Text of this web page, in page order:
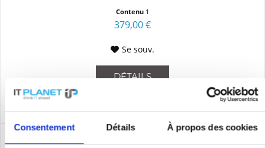
Consentement Détails À propos des cookies
Contenu 1
379,00 €
Se souv.
DÉTAILS